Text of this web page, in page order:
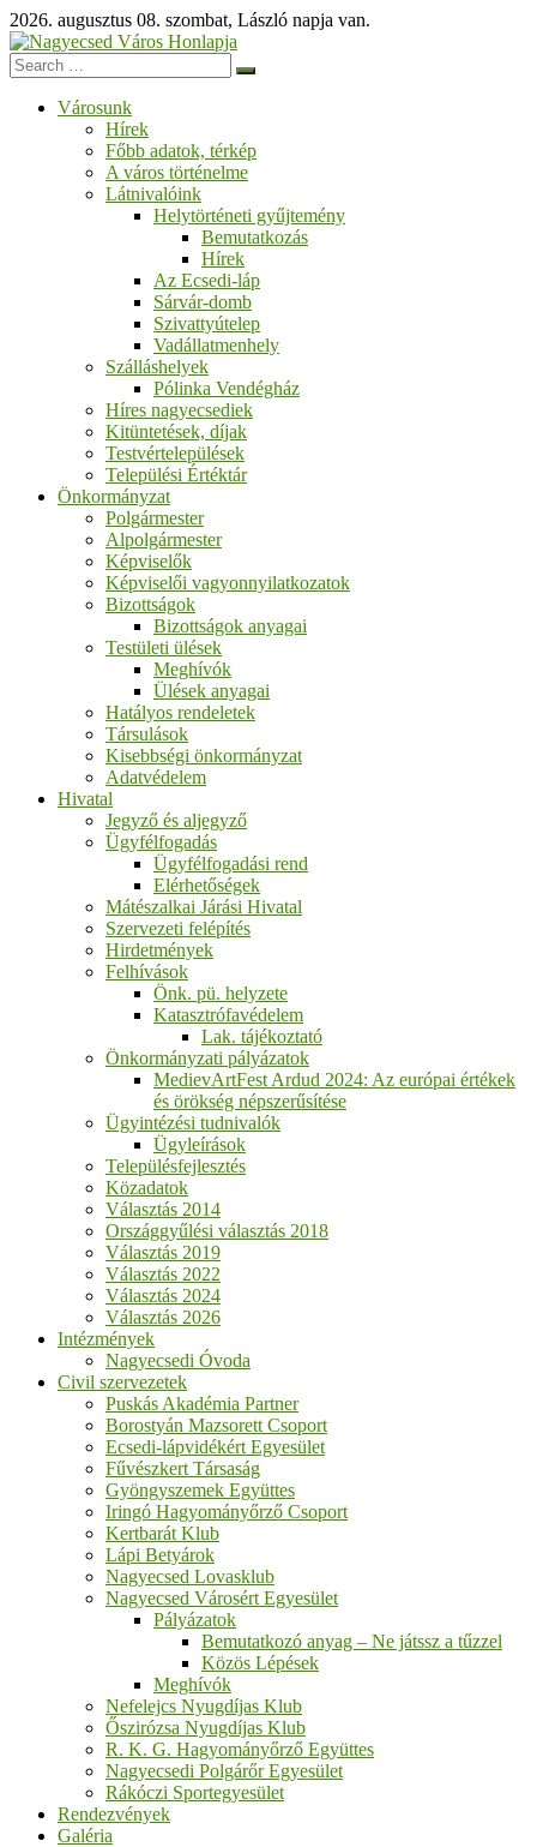
Skip
to
content
2026. augusztus 08. szombat, László napja van.
Nagyecsed
Város
Honlapja
Üdvözöljük
honlapunkon!
Városunk
Hírek
Főbb adatok, térkép
A város történelme
Látnivalóink
Helytörténeti gyűjtemény
Bemutatkozás
Hírek
Az Ecsedi-láp
Sárvár-domb
Szivattyútelep
Vadállatmenhely
Szálláshelyek
Pólinka Vendégház
Híres nagyecsediek
Kitüntetések, díjak
Testvértelepülések
Települési Értéktár
Önkormányzat
Polgármester
Alpolgármester
Képviselők
Képviselői vagyonnyilatkozatok
Bizottságok
Bizottságok anyagai
Testületi ülések
Meghívók
Ülések anyagai
Hatályos rendeletek
Társulások
Kisebbségi önkormányzat
Adatvédelem
Hivatal
Jegyző és aljegyző
Ügyfélfogadás
Ügyfélfogadási rend
Elérhetőségek
Mátészalkai Járási Hivatal
Szervezeti felépítés
Hirdetmények
Felhívások
Önk. pü. helyzete
Katasztrófavédelem
Lak. tájékoztató
Önkormányzati pályázatok
MedievArtFest Ardud 2024: Az európai értékek
és örökség népszerűsítése
Ügyintézési tudnivalók
Ügyleírások
Településfejlesztés
Közadatok
Választás 2014
Országgyűlési választás 2018
Választás 2019
Választás 2022
Választás 2024
Választás 2026
Intézmények
Nagyecsedi Óvoda
Civil szervezetek
Puskás Akadémia Partner
Borostyán Mazsorett Csoport
Ecsedi-lápvidékért Egyesület
Fűvészkert Társaság
Gyöngyszemek Együttes
Iringó Hagyományőrző Csoport
Kertbarát Klub
Lápi Betyárok
Nagyecsed Lovasklub
Nagyecsed Városért Egyesület
Pályázatok
Bemutatkozó anyag – Ne játssz a tűzzel
Közös Lépések
Meghívók
Nefelejcs Nyugdíjas Klub
Őszirózsa Nyugdíjas Klub
R. K. G. Hagyományőrző Együttes
Nagyecsedi Polgárőr Egyesület
Rákóczi Sportegyesület
Rendezvények
Galéria